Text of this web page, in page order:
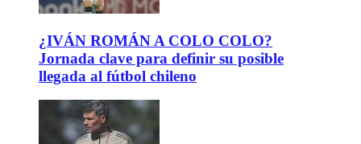
¿IVÁN ROMÁN A COLO COLO?
Jornada clave para definir su posible
llegada al fútbol chileno